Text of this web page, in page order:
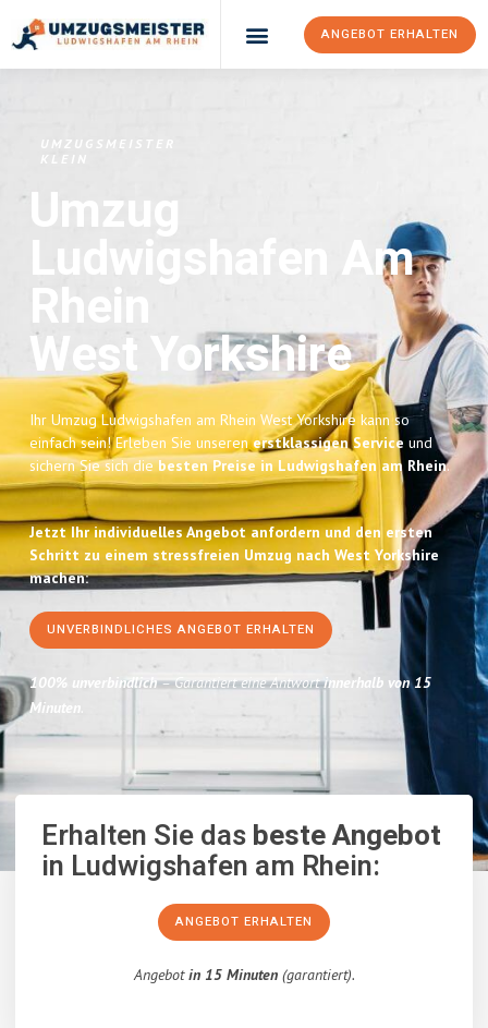
ANGEBOT ERHALTEN
UMZUGSMEISTER
KLEIN
Umzug
Ludwigshafen Am
Rhein
West Yorkshire
Ihr Umzug Ludwigshafen am Rhein West Yorkshire kann so
einfach sein! Erleben Sie unserenerstklassigen Service und
sichern Sie sich diebesten Preise in Ludwigshafen am Rhein.
Jetzt Ihr individuelles Angebot anfordern und den ersten
Schritt zu einem stressfreien Umzug nach West Yorkshire
machen:
UNVERBINDLICHES ANGEBOT ERHALTEN
100% unverbindlich– Garantiert eine Antwortinnerhalb von 15
Minuten
Erhalten Sie dasbeste Angebot
in Ludwigshafen am Rhein:
ANGEBOT ERHALTEN
Angebotin 15 Minuten(garantiert).